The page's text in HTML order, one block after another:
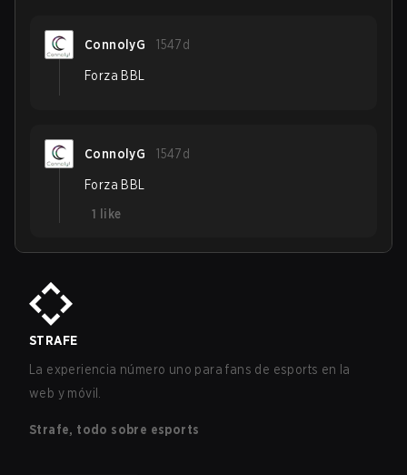
ConnolyG 1547d
Forza BBL
ConnolyG 1547d
Forza BBL
1
like
STRAFE
La experiencia número uno para fans de esports en la
web y móvil.
Strafe, todo sobre esports